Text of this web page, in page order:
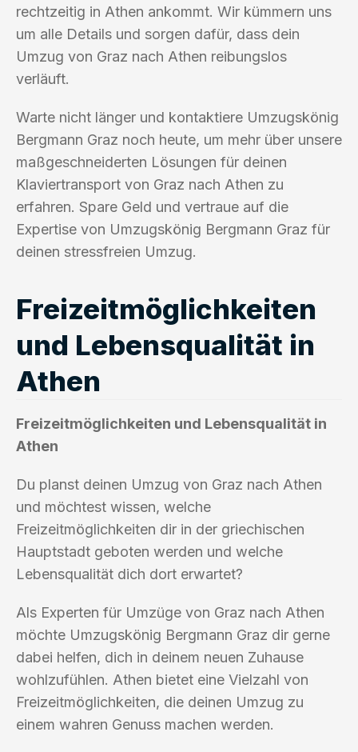
rechtzeitig in Athen ankommt. Wir kümmern uns
um alle Details und sorgen dafür, dass dein
Umzug von Graz nach Athen reibungslos
verläuft.
Warte nicht länger und kontaktiere Umzugskönig
Bergmann Graz noch heute, um mehr über unsere
maßgeschneiderten Lösungen für deinen
Klaviertransport von Graz nach Athen zu
erfahren. Spare Geld und vertraue auf die
Expertise von Umzugskönig Bergmann Graz für
deinen stressfreien Umzug.
Freizeitmöglichkeiten
und Lebensqualität in
Athen
Freizeitmöglichkeiten und Lebensqualität in
Athen
Du planst deinen Umzug von Graz nach Athen
und möchtest wissen, welche
Freizeitmöglichkeiten dir in der griechischen
Hauptstadt geboten werden und welche
Lebensqualität dich dort erwartet?
Als Experten für Umzüge von Graz nach Athen
möchte Umzugskönig Bergmann Graz dir gerne
dabei helfen, dich in deinem neuen Zuhause
wohlzufühlen. Athen bietet eine Vielzahl von
Freizeitmöglichkeiten, die deinen Umzug zu
einem wahren Genuss machen werden.